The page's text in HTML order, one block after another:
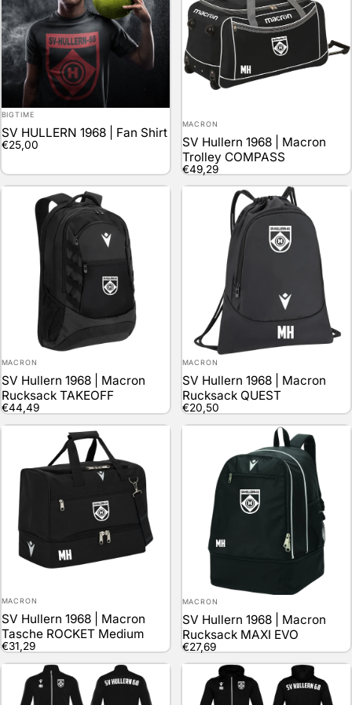
Anbieter:
BIGTIME
SV HULLERN 1968 | Fan Shirt
€25,00
Anbieter:
MACRON
SV Hullern 1968 | Macron
Trolley COMPASS
€49,29
Anbieter:
MACRON
SV Hullern 1968 | Macron
Rucksack TAKEOFF
€44,49
Anbieter:
MACRON
SV Hullern 1968 | Macron
Rucksack QUEST
€20,50
Anbieter:
MACRON
SV Hullern 1968 | Macron
Tasche ROCKET Medium
€31,29
Anbieter:
MACRON
SV Hullern 1968 | Macron
Rucksack MAXI EVO
€27,69